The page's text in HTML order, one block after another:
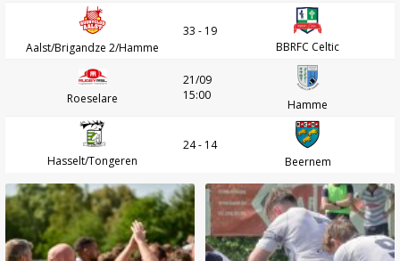
Aalst/Brigandze 2/Hamme
33 - 19
BBRFC Celtic
Roeselare
21/09
15:00
Hamme
Hasselt/Tongeren
24 - 14
Beernem